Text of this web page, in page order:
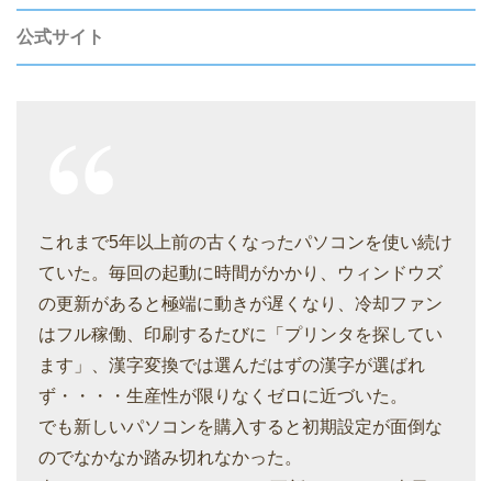
公式サイト
これまで5年以上前の古くなったパソコンを使い続け
ていた。毎回の起動に時間がかかり、ウィンドウズ
の更新があると極端に動きが遅くなり、冷却ファン
はフル稼働、印刷するたびに「プリンタを探してい
ます」、漢字変換では選んだはずの漢字が選ばれ
ず・・・・生産性が限りなくゼロに近づいた。
でも新しいパソコンを購入すると初期設定が面倒な
のでなかなか踏み切れなかった。